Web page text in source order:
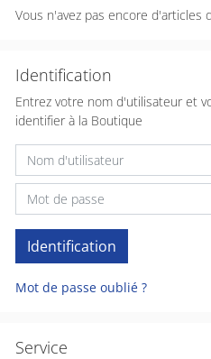
Vous n'avez pas encore d'articles
Identification
Entrez votre nom d'utilisateur et
identifier à la Boutique
Mot de passe oublié ?
Service